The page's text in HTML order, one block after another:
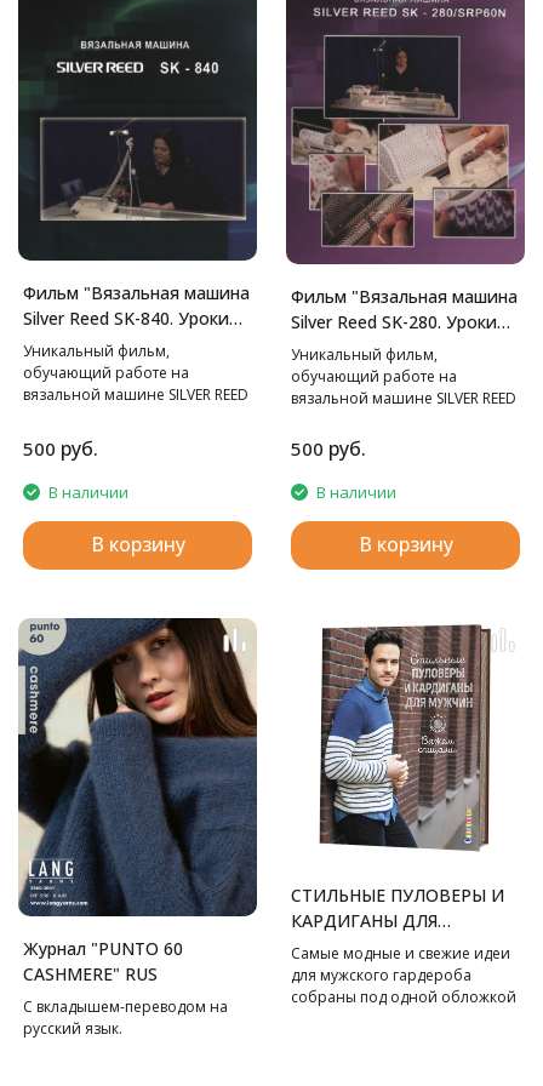
Фильм "Вязальная машина
Silver Reed SK-840. Уроки
мастерства."
Уникальный фильм,
обучающий работе на
вязальной машине SILVER REED
500 руб.
В наличии
В корзину
Фильм "Вязальная машина
Silver Reed SK-280. Уроки
мастерства."
Уникальный фильм,
обучающий работе на
вязальной машине SILVER REED
500 руб.
В наличии
В корзину
Журнал "PUNTO 60
CASHMERE" RUS
С вкладышем-переводом на
русский язык.
СТИЛЬНЫЕ ПУЛОВЕРЫ И
КАРДИГАНЫ ДЛЯ
МУЖЧИН. ВЯЖЕМ
СПИЦАМИ
Самые модные и свежие идеи
для мужского гардероба
собраны под одной обложкой